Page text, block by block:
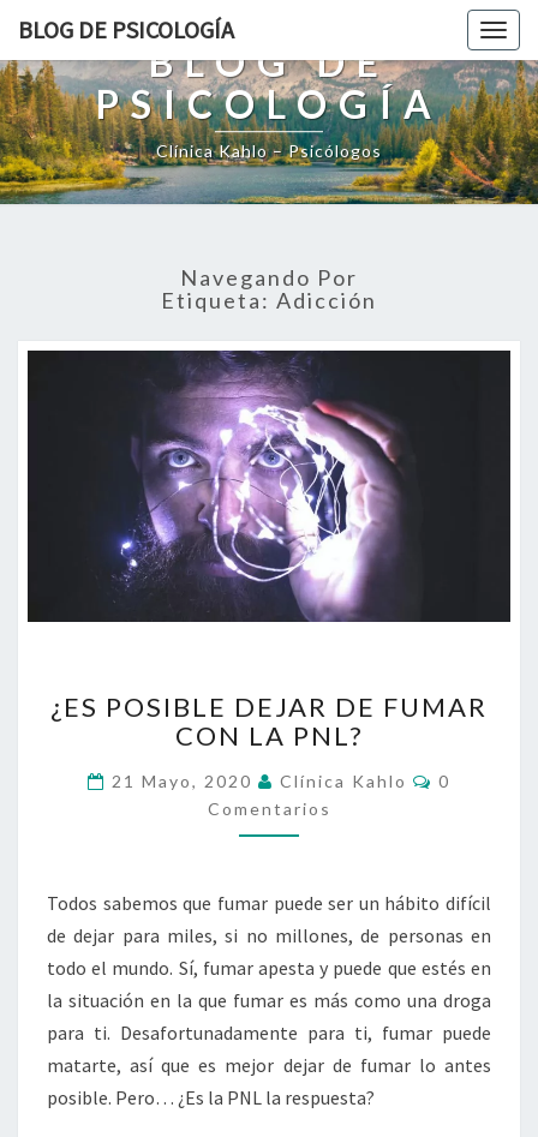
BLOG DE PSICOLOGÍA
BLOG DE
PSICOLOGÍA
Clínica Kahlo – Psicólogos
Navegando Por
Etiqueta: Adicción
POSIBLE
DEJAR
FUMAR
CON
LA
¿ES POSIBLE DEJAR DE FUMAR
CON LA PNL?
21 Mayo, 2020 Clínica Kahlo
0
Comentarios
Todos sabemos que fumar puede ser un hábito difícil
de dejar para miles, si no millones, de personas en
todo el mundo. Sí, fumar apesta y puede que estés en
la situación en la que fumar es más como una droga
para ti. Desafortunadamente para ti, fumar puede
matarte, así que es mejor dejar de fumar lo antes
posible. Pero… ¿Es la PNL la respuesta?